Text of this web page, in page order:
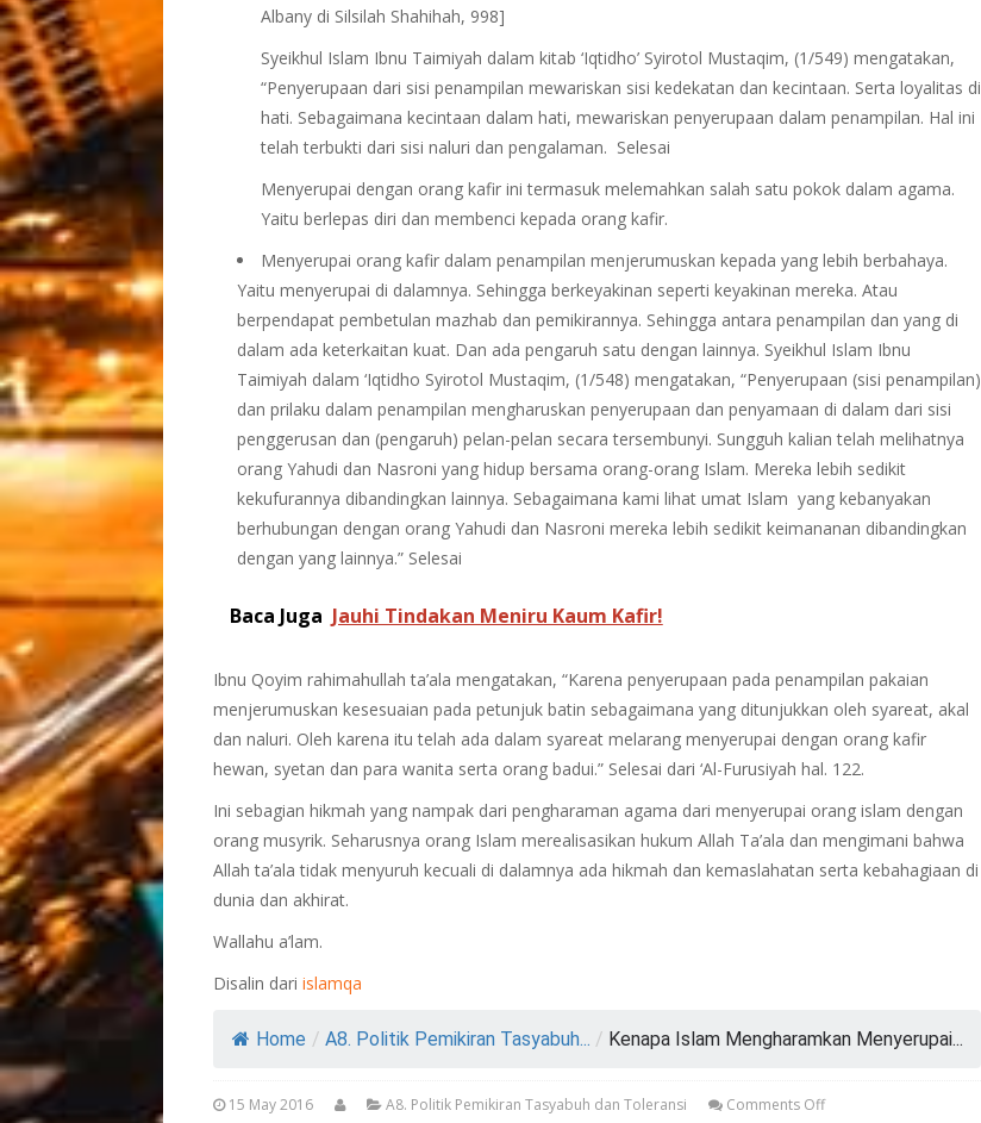
Albany di Silsilah Shahihah, 998]
Syeikhul Islam Ibnu Taimiyah dalam kitab ‘Iqtidho’ Syirotol Mustaqim, (1/549) mengatakan,
“Penyerupaan dari sisi penampilan mewariskan sisi kedekatan dan kecintaan. Serta loyalitas di
hati. Sebagaimana kecintaan dalam hati, mewariskan penyerupaan dalam penampilan. Hal ini
telah terbukti dari sisi naluri dan pengalaman. Selesai
Menyerupai dengan orang kafir ini termasuk melemahkan salah satu pokok dalam agama.
Yaitu berlepas diri dan membenci kepada orang kafir.
Menyerupai orang kafir dalam penampilan menjerumuskan kepada yang lebih berbahaya.
Yaitu menyerupai di dalamnya. Sehingga berkeyakinan seperti keyakinan mereka. Atau
berpendapat pembetulan mazhab dan pemikirannya. Sehingga antara penampilan dan yang di
dalam ada keterkaitan kuat. Dan ada pengaruh satu dengan lainnya. Syeikhul Islam Ibnu
Taimiyah dalam ‘Iqtidho Syirotol Mustaqim, (1/548) mengatakan, “Penyerupaan (sisi penampilan)
dan prilaku dalam penampilan mengharuskan penyerupaan dan penyamaan di dalam dari sisi
penggerusan dan (pengaruh) pelan-pelan secara tersembunyi. Sungguh kalian telah melihatnya
orang Yahudi dan Nasroni yang hidup bersama orang-orang Islam. Mereka lebih sedikit
kekufurannya dibandingkan lainnya. Sebagaimana kami lihat umat Islam yang kebanyakan
berhubungan dengan orang Yahudi dan Nasroni mereka lebih sedikit keimananan dibandingkan
dengan yang lainnya.” Selesai
Baca Juga Jauhi Tindakan Meniru Kaum Kafir!
Ibnu Qoyim rahimahullah ta’ala mengatakan, “Karena penyerupaan pada penampilan pakaian
menjerumuskan kesesuaian pada petunjuk batin sebagaimana yang ditunjukkan oleh syareat, akal
dan naluri. Oleh karena itu telah ada dalam syareat melarang menyerupai dengan orang kafir
hewan, syetan dan para wanita serta orang badui.” Selesai dari ‘Al-Furusiyah hal. 122.
Ini sebagian hikmah yang nampak dari pengharaman agama dari menyerupai orang islam dengan
orang musyrik. Seharusnya orang Islam merealisasikan hukum Allah Ta’ala dan mengimani bahwa
Allah ta’ala tidak menyuruh kecuali di dalamnya ada hikmah dan kemaslahatan serta kebahagiaan di
dunia dan akhirat.
Wallahu a’lam.
Disalin dari islamqa
Home / A8. Politik Pemikiran Tasyabuh... / Kenapa Islam Mengharamkan Menyerupai...
15 May 2016 A8. Politik Pemikiran Tasyabuh dan Toleransi Comments Off